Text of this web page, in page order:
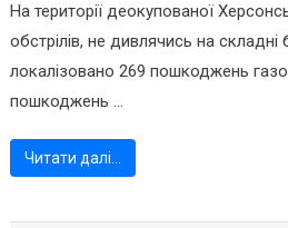
На території деокупованої
обстрілів, не дивлячись на складні
локалізовано 269 пошкоджень
пошкоджень ...
Читати далі…